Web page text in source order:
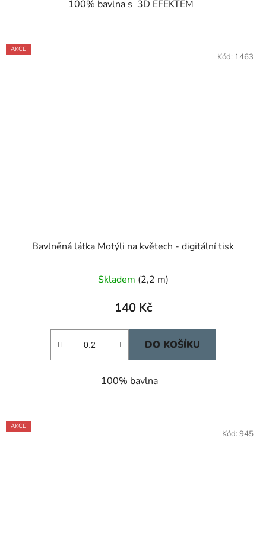
100% bavlna s 3D EFEKTEM
AKCE
Bavlněná látka Motýli na květech - digitální tisk
Skladem (2,2 m)
140 Kč
DO KOŠÍKU
100% bavlna
Kód: 1463
AKCE
Kód: 945